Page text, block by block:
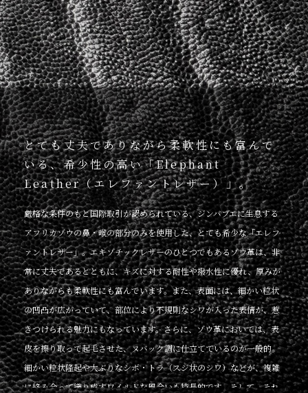
とても丈夫でありながら柔軟性にも富んで
いる、希少性の高い「Elephant
Leather（エレファントレザー）」。
厳格な条件のもと国際取引が認められている、ジンバブエに生息する
アフリカゾウの鼻・喉の部分のみを使用した、とても希少な「エレフ
ァントレザー」。エキゾチックレザーのひとつでもあるゾウ革は、非
常に丈夫であるとともに、キズに対する耐性や撥水性に優れ、厚みが
ありながらも柔軟性にも富んでいます。また、表面には、細かい粒状
の凹凸が広がっていて、部位により不規則なシワが入った表情が、惹
きつけられる魅力にもなっています。さらに、ゾウ革においては、表
皮を擦り取って起毛させた、ヌバック調に仕立てているのが一般的。
細かい粒状隆起や大ぶりなシボ・トラ（スジ状のシワ）などが、複雑
に絡み合って織り成すワイルドな風合いも特長的です。そして、それ